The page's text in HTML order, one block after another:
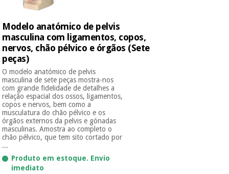
Modelo anatómico de pelvis
masculina com ligamentos, copos,
nervos, chão pélvico e órgãos (Sete
peças)
O modelo anatómico de pelvis
masculina de sete peças mostra-nos
com grande fidelidade de detalhes a
relação espacial dos ossos, ligamentos,
copos e nervos, bem como a
musculatura do chão pélvico e os
órgãos externos da pelvis e gónadas
masculinas. Amostra ao completo o
chão pélvico, que tem sito cortado por
...
Produto em estoque. Envio
imediato